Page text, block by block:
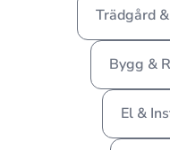
Trädgård
Bygg &
El &